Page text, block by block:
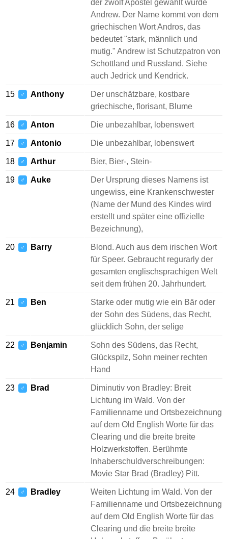
der zwölf Apostel gewählt wurde
Andrew. Der Name kommt von dem
griechischen Wort Andros, das
bedeutet "stark, männlich und
mutig." Andrew ist Schutzpatron von
Schottland und Russland. Siehe
auch Jedrick und Kendrick.
15 ♂ Anthony
Der unschätzbare, kostbare
griechische, florisant, Blume
16 ♂ Anton Die unbezahlbar, lobenswert
17 ♂ Antonio Die unbezahlbar, lobenswert
18 ♂ Arthur Bier, Bier-, Stein-
19 ♂ Auke
Der Ursprung dieses Namens ist
ungewiss, eine Krankenschwester
(Name der Mund des Kindes wird
erstellt und später eine offizielle
Bezeichnung),
20 ♂ Barry
Blond. Auch aus dem irischen Wort
für Speer. Gebraucht regurarly der
gesamten englischsprachigen Welt
seit dem frühen 20. Jahrhundert.
21 ♂ Ben
Starke oder mutig wie ein Bär oder
der Sohn des Südens, das Recht,
glücklich Sohn, der selige
22 ♂ Benjamin
Sohn des Südens, das Recht,
Glückspilz, Sohn meiner rechten
Hand
23 ♂ Brad
Diminutiv von Bradley: Breit
Lichtung im Wald. Von der
Familienname und Ortsbezeichnung
auf dem Old English Worte für das
Clearing und die breite breite
Holzwerkstoffen. Berühmte
Inhaberschuldverschreibungen:
Movie Star Brad (Bradley) Pitt.
24 ♂ Bradley
Weiten Lichtung im Wald. Von der
Familienname und Ortsbezeichnung
auf dem Old English Worte für das
Clearing und die breite breite